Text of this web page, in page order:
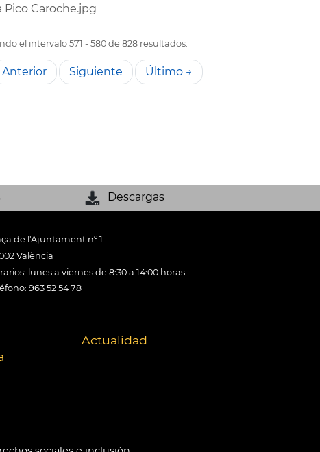
Pico Caroche.jpg
el intervalo 571 - 580 de 828 resultados.
Anterior Siguiente Último →
Descargas
de l'Ajuntament nº 1
València
lunes a viernes de 8:30 a 14:00 horas
963 52 54 78
Actualidad